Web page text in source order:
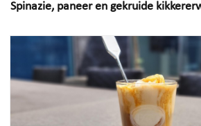
Spinazie, paneer en gekruide